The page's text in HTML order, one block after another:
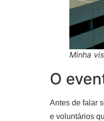
Minha
O
Antes de falar
e voluntários